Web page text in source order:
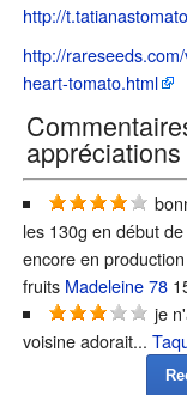
http://
http://
heart-tomato.html
appréciations
les 130g en début
encore en
fruits Madeleine 78
je
voisine adorait...